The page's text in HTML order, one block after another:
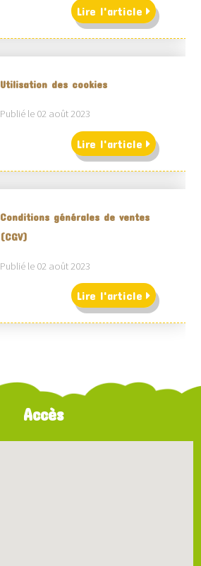
Lire l'article
Utilisation des cookies
Publié le 02 août 2023
Lire l'article
Conditions générales de ventes
(CGV)
Publié le 02 août 2023
Lire l'article
Accès